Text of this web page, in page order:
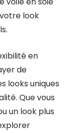
look
en
de
looks uniques
Que vous
un look plus